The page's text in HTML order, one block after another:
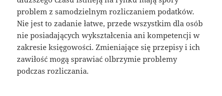
problem z samodzielnym rozliczaniem podatków.
Nie jest to zadanie łatwe, przede wszystkim dla osób
nie posiadających wykształcenia ani kompetencji w
zakresie księgowości. Zmieniające się przepisy i ich
zawiłość mogą sprawiać olbrzymie problemy
podczas rozliczania.